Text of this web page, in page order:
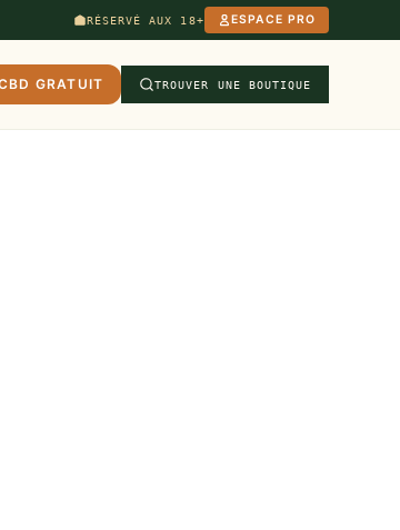
RÉSERVÉ AUX 18+ ESPACE PRO
GRATUIT TROUVER UNE BOUTIQUE